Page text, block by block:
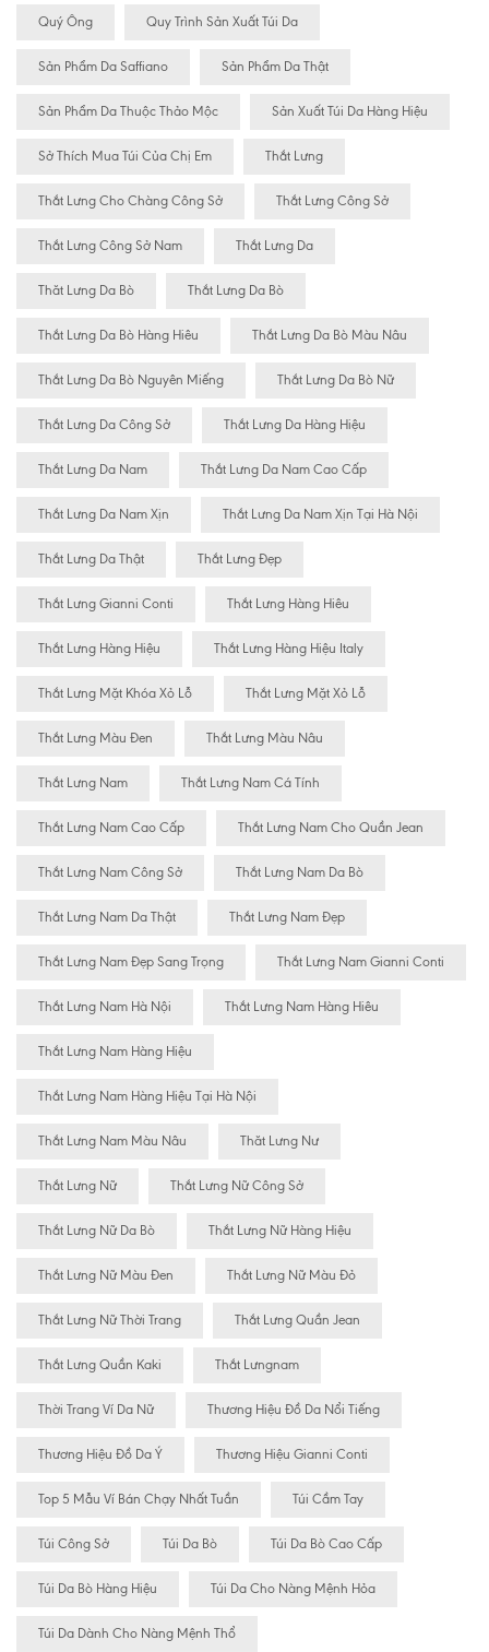
Quý Ông Quy Trình Sản Xuất Túi Da
Sản Phẩm Da Saffiano Sản Phẩm Da Thật
Sản Phẩm Da Thuộc Thảo Mộc Sản Xuất Túi Da Hàng Hiệu
Sở Thích Mua Túi Của Chị Em Thắt Lưng
Thắt Lưng Cho Chàng Công Sở Thắt Lưng Công Sở
Thắt Lưng Công Sở Nam Thắt Lưng Da
Thăt Lưng Da Bò Thắt Lưng Da Bò
Thắt Lưng Da Bò Hàng Hiêu Thắt Lưng Da Bò Màu Nâu
Thắt Lưng Da Bò Nguyên Miếng Thắt Lưng Da Bò Nữ
Thắt Lưng Da Công Sở Thắt Lưng Da Hàng Hiệu
Thắt Lưng Da Nam Thắt Lưng Da Nam Cao Cấp
Thắt Lưng Da Nam Xịn Thắt Lưng Da Nam Xịn Tại Hà Nội
Thắt Lưng Da Thật Thắt Lưng Đẹp
Thắt Lưng Gianni Conti Thắt Lưng Hàng Hiêu
Thắt Lưng Hàng Hiệu Thắt Lưng Hàng Hiệu Italy
Thắt Lưng Mặt Khóa Xỏ Lỗ Thắt Lưng Mặt Xỏ Lỗ
Thắt Lưng Màu Đen Thắt Lưng Màu Nâu
Thắt Lưng Nam Thắt Lưng Nam Cá Tính
Thắt Lưng Nam Cao Cấp Thắt Lưng Nam Cho Quần Jean
Thắt Lưng Nam Công Sở Thắt Lưng Nam Da Bò
Thắt Lưng Nam Da Thật Thắt Lưng Nam Đẹp
Thắt Lưng Nam Đẹp Sang Trọng Thắt Lưng Nam Gianni Conti
Thắt Lưng Nam Hà Nội Thắt Lưng Nam Hàng Hiêu
Thắt Lưng Nam Hàng Hiệu
Thắt Lưng Nam Hàng Hiệu Tại Hà Nội
Thắt Lưng Nam Màu Nâu Thăt Lưng Nư
Thắt Lưng Nữ Thắt Lưng Nữ Công Sở
Thắt Lưng Nữ Da Bò Thắt Lưng Nữ Hàng Hiệu
Thắt Lưng Nữ Màu Đen Thắt Lưng Nữ Màu Đỏ
Thắt Lưng Nữ Thời Trang Thắt Lưng Quần Jean
Thắt Lưng Quần Kaki Thắt Lưngnam
Thời Trang Ví Da Nữ Thương Hiệu Đồ Da Nổi Tiếng
Thương Hiệu Đồ Da Ý Thương Hiệu Gianni Conti
Top 5 Mẫu Ví Bán Chạy Nhất Tuần Túi Cầm Tay
Túi Công Sở Túi Da Bò Túi Da Bò Cao Cấp
Túi Da Bò Hàng Hiệu Túi Da Cho Nàng Mệnh Hỏa
Túi Da Dành Cho Nàng Mệnh Thổ